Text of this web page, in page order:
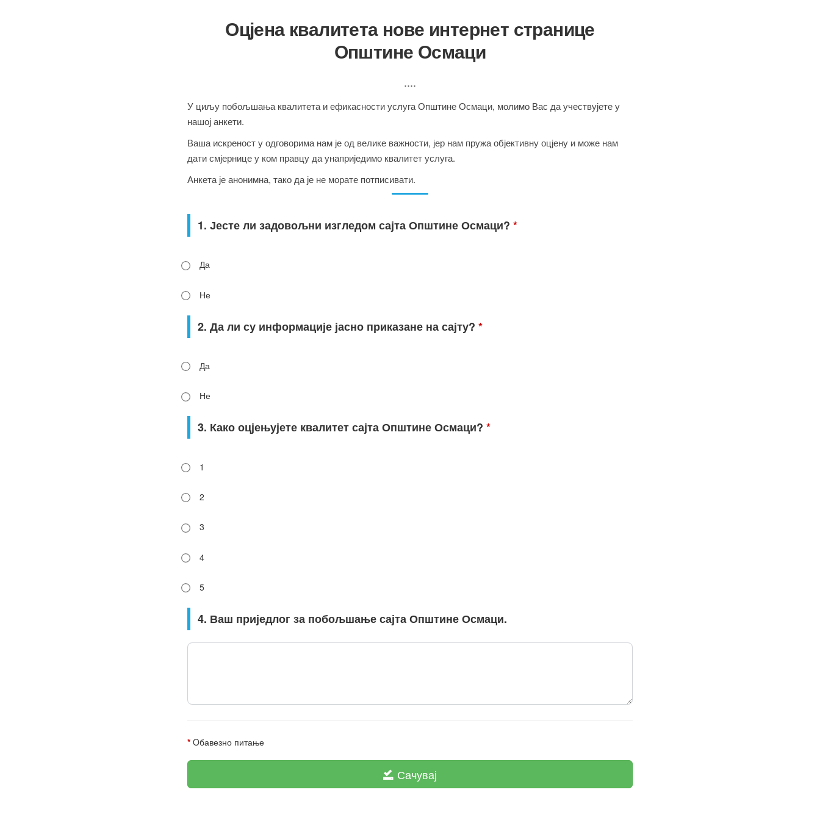
Оцјена квалитета нове интернет странице
Општине Осмаци
....
У циљу побољшања квалитета и ефикасности услуга Општине Осмаци, молимо Вас да учествујете у
нашој анкети.
Ваша искреност у одговорима нам је од велике важности, јер нам пружа објективну оцјену и може нам
дати смјернице у ком правцу да унаприједимо квалитет услуга.
Анкета је анонимна, тако да је не морате потписивати.
1. Јесте ли задовољни изгледом сајта Општине Осмаци? *
Да
Не
2. Да ли су информације јасно приказане на сајту? *
Да
Не
3. Како оцјењујете квалитет сајта Општине Осмаци? *
1
2
3
4
5
4. Ваш приједлог за побољшање сајта Општине Осмаци.
* Oбавезно питање
Сачувај